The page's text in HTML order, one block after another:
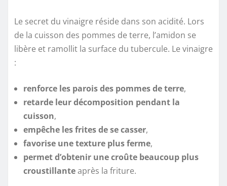
Le secret du vinaigre réside dans son acidité. Lors
de la cuisson des pommes de terre, l’amidon se
libère et ramollit la surface du tubercule. Le vinaigre
:
renforce les parois des pommes de terre,
retarde leur décomposition pendant la
cuisson,
empêche les frites de se casser,
favorise une texture plus ferme,
permet d’obtenir une croûte beaucoup plus
croustillanteaprès la friture.